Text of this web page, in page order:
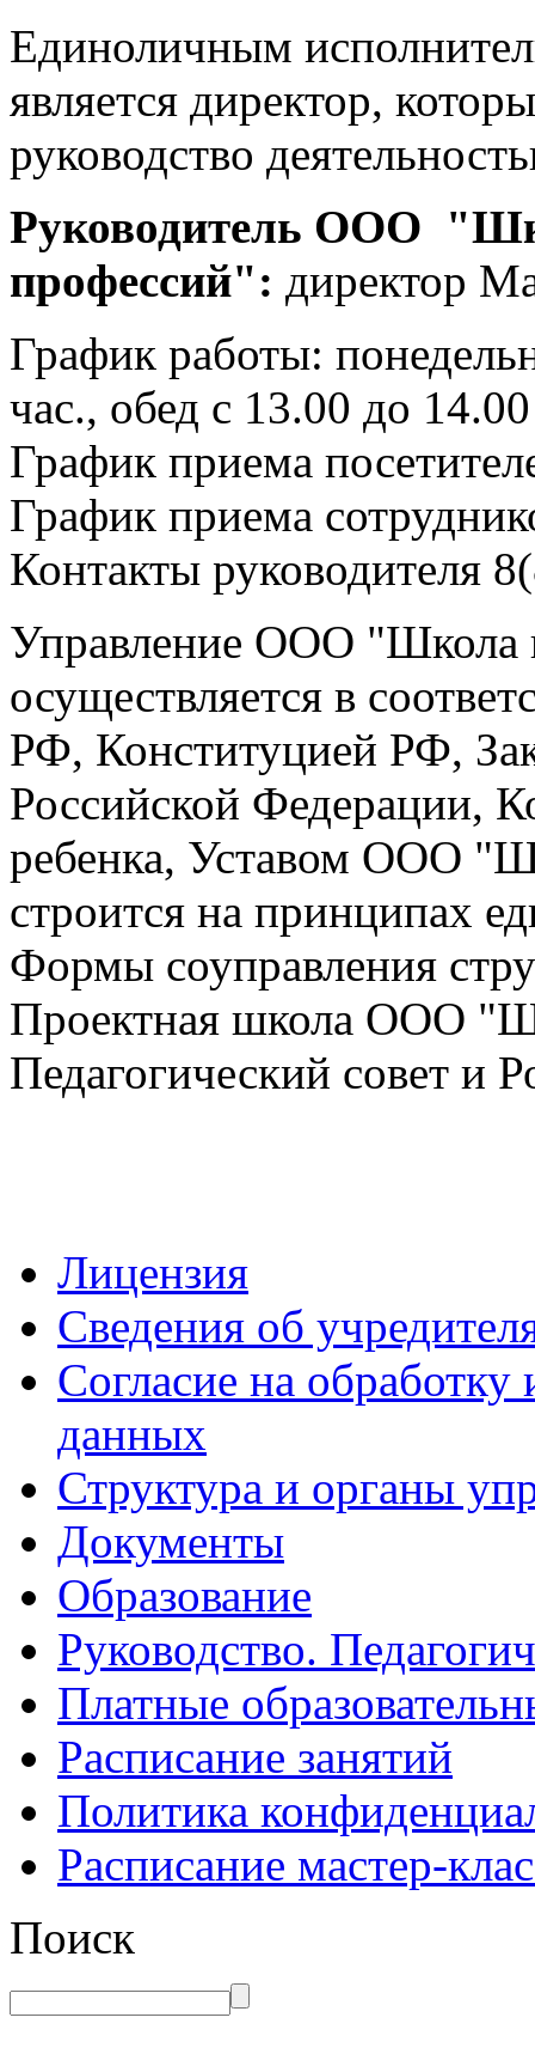
Единоличным
является директор,
руководство
Руководитель ООО
профессий": директор
График работы:
час., обед с 13.00 до
График приема
График приема
Контакты руководителя
Управление ООО "Школа
осуществляется в
РФ, Конституцией РФ,
Российской Федерации,
ребенка, Уставом ООО
строится на принципах
Формы соуправления
Проектная школа ООО
Педагогический совет и
Лицензия
Сведения об
Согласие на
данных
Структура и органы
Документы
Образование
Руководство.
Платные
Расписание занятий
Политика
Расписание мастер-
Поиск